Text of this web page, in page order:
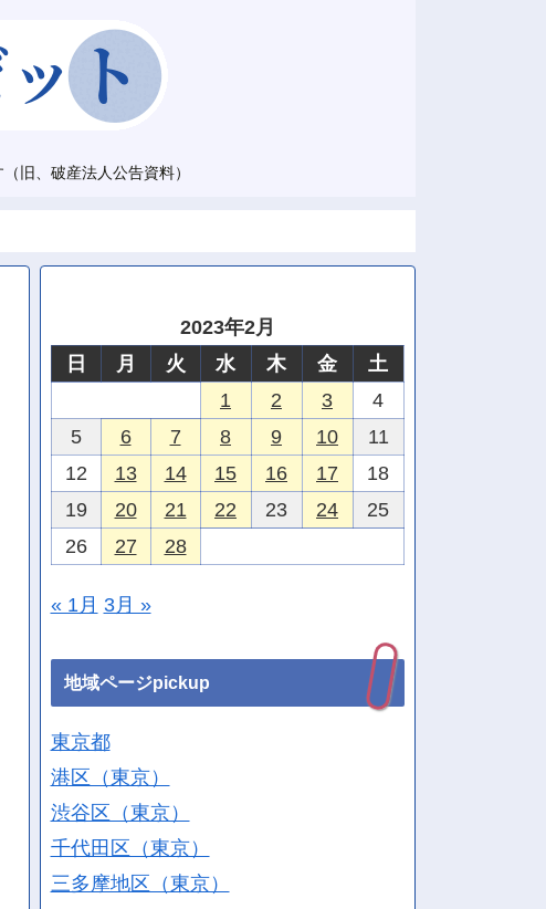
旧、破産法人公告資料）
2023年2月
日
月 火 水 木 金
土
1
2 3
4
5
6 7 8 9 10
11
12
13 14 15 16 17
18
19
20 21 22 23 24
25
26
27 28
« 1月 3月 »
地域ページpickup
東京都
港区（東京）
渋谷区（東京）
千代田区（東京）
三多摩地区（東京）